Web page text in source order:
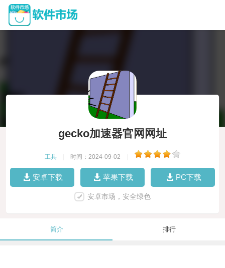
gecko加速器官网网址
工具 时间：2024-09-02
安卓下载 苹果下载 PC下载
安卓市场，安全绿色
简介 排行